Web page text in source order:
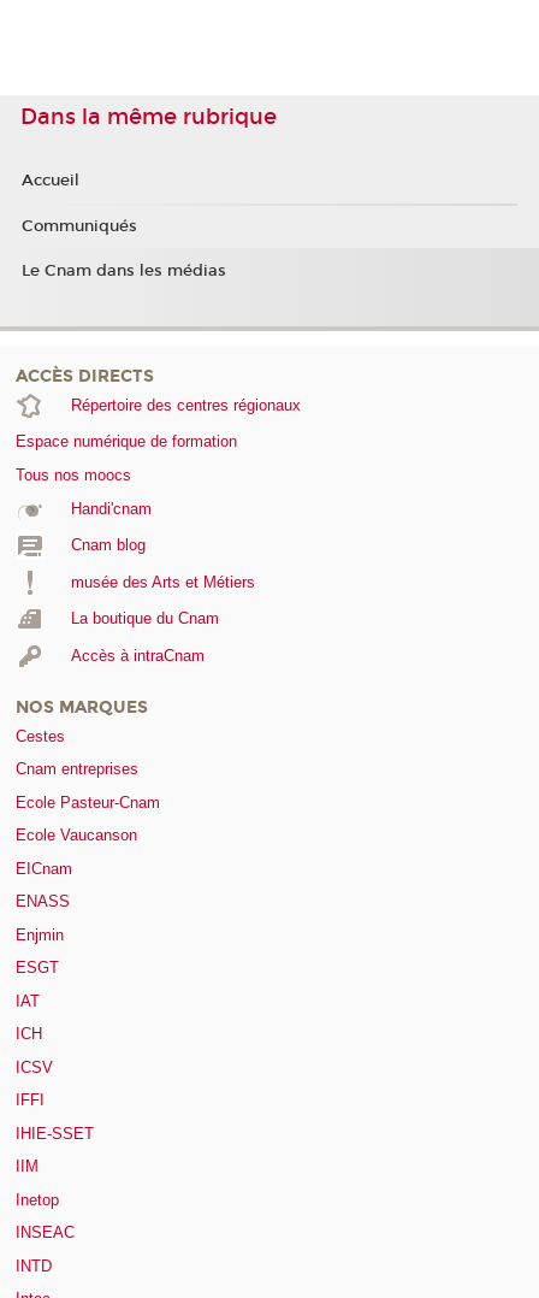
Dans la même rubrique
Accueil
Communiqués
Le Cnam dans les médias
ACCÈS DIRECTS
Répertoire des centres régionaux
Espace numérique de formation
Tous nos moocs
Handi'cnam
Cnam blog
musée des Arts et Métiers
La boutique du Cnam
Accès à intraCnam
NOS MARQUES
Cestes
Cnam entreprises
Ecole Pasteur-Cnam
Ecole Vaucanson
EICnam
ENASS
Enjmin
ESGT
IAT
ICH
ICSV
IFFI
IHIE-SSET
IIM
Inetop
INSEAC
INTD